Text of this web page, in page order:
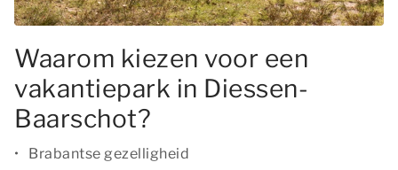
Waarom kiezen voor een
vakantiepark in Diessen-
Baarschot?
Brabantse gezelligheid